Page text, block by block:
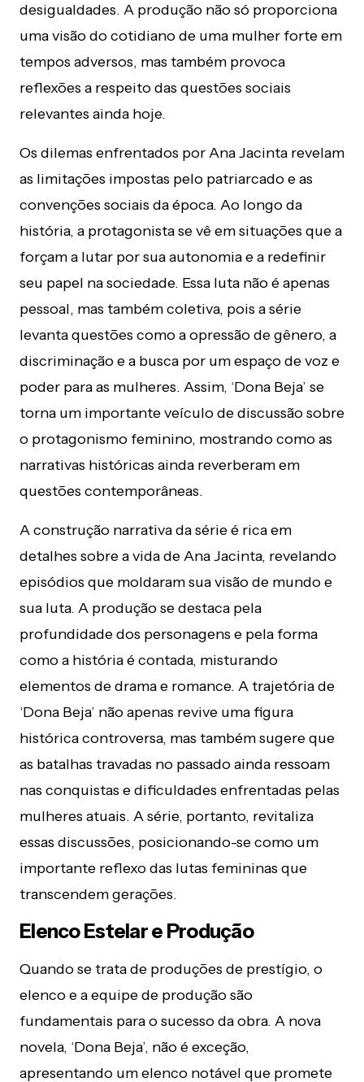
desigualdades. A produção não só proporciona
uma visão do cotidiano de uma mulher forte em
tempos adversos, mas também provoca
reflexões a respeito das questões sociais
relevantes ainda hoje.
Os dilemas enfrentados por Ana Jacinta revelam
as limitações impostas pelo patriarcado e as
convenções sociais da época. Ao longo da
história, a protagonista se vê em situações que a
forçam a lutar por sua autonomia e a redefinir
seu papel na sociedade. Essa luta não é apenas
pessoal, mas também coletiva, pois a série
levanta questões como a opressão de gênero, a
discriminação e a busca por um espaço de voz e
poder para as mulheres. Assim, ‘Dona Beja’ se
torna um importante veículo de discussão sobre
o protagonismo feminino, mostrando como as
narrativas históricas ainda reverberam em
questões contemporâneas.
A construção narrativa da série é rica em
detalhes sobre a vida de Ana Jacinta, revelando
episódios que moldaram sua visão de mundo e
sua luta. A produção se destaca pela
profundidade dos personagens e pela forma
como a história é contada, misturando
elementos de drama e romance. A trajetória de
‘Dona Beja’ não apenas revive uma figura
histórica controversa, mas também sugere que
as batalhas travadas no passado ainda ressoam
nas conquistas e dificuldades enfrentadas pelas
mulheres atuais. A série, portanto, revitaliza
essas discussões, posicionando-se como um
importante reflexo das lutas femininas que
transcendem gerações.
Elenco Estelar e Produção
Quando se trata de produções de prestígio, o
elenco e a equipe de produção são
fundamentais para o sucesso da obra. A nova
novela, ‘Dona Beja’, não é exceção,
apresentando um elenco notável que promete